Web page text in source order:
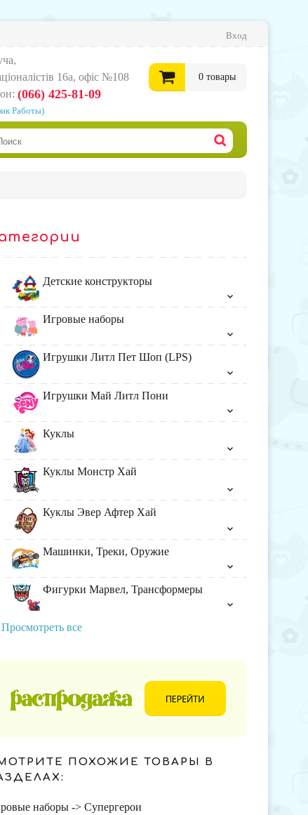
Вход
16а, офіс №108
(066) 425-81-09
Работы)
0товары
Детские конструкторы
Игровые наборы
Игрушки Литл Пет Шоп (LPS)
Игрушки Май Литл Пони
Куклы
Куклы Монстр Хай
Куклы Эвер Афтер Хай
Машинки, Треки, Оружие
Фигурки Марвел, Трансформеры
Просмотреть все
ПОХОЖИЕ ТОВАРЫ В
наборы -> Супергерои